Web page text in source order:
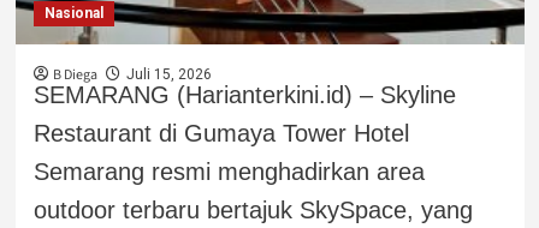
Nasional
B Diega Juli 15, 2026
SEMARANG (Harianterkini.id) – Skyline
Restaurant di Gumaya Tower Hotel
Semarang resmi menghadirkan area
outdoor terbaru bertajuk SkySpace, yang